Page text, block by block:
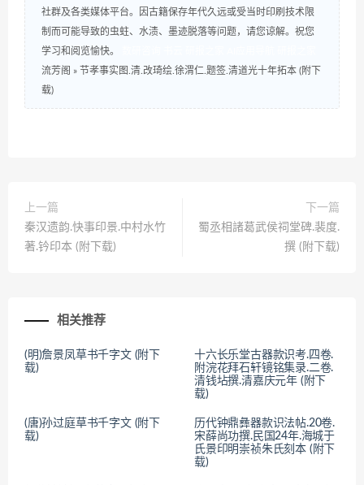
社群及各类媒体平台。因古籍保存年代久远或受当时印刷技术限
制而可能导致的虫蛀、水渍、墨迹脱落等问题，请您谅解。祝您
学习和阅览愉快。
流芳阁 » 节孝事实图.清.改琦绘.徐渭仁.题签.清道光十年拓本 (附下
载)
上一篇
秦汉遗韵.快事印景.中村水竹
著.钤印本 (附下载)
下一篇
蜀丞相諸葛武侯祠堂碑.裴度.
撰 (附下载)
相关推荐
(明)詹景凤草书千字文 (附下
载)
十六长乐堂古器款识考.四卷.
附浣花拜石轩镜铭集录.二卷.
清钱坫撰.清嘉庆元年 (附下
载)
(唐)孙过庭草书千字文 (附下
载)
历代钟鼎彝器款识法帖.20卷.
宋薛尚功撰.民国24年.海城于
氏景印明崇祯朱氏刻本 (附下
载)